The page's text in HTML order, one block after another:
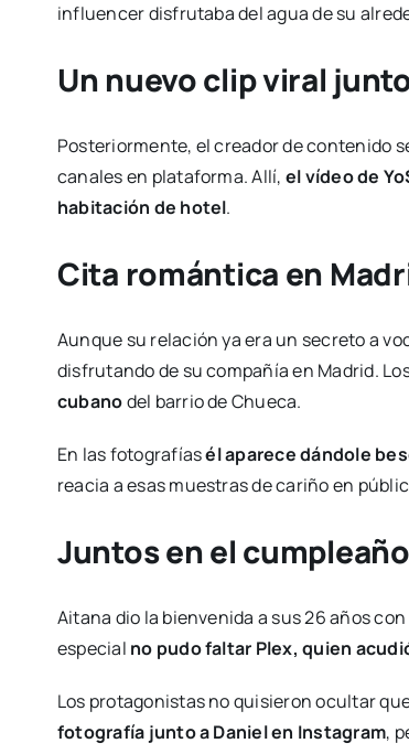
influencer disfrutaba del agua de su
Un nuevo clip viral
Posteriormente, el creador de contenido
canales en plataforma. Allí, el vídeo de
habitación de hotel.
Cita romántica en
Aunque su relación ya era un secreto a
disfrutando de su compañía en Madrid.
cubanodel barrio de Chueca.
En las fotografíasél aparece dándole
reacia a esas muestras de cariño en
Juntos en el
Aitana dio la bienvenida a sus 26 años
especial no pudo faltar Plex, quien
Los protagonistas no quisieron ocultar
fotografía junto a Daniel en Instagram,